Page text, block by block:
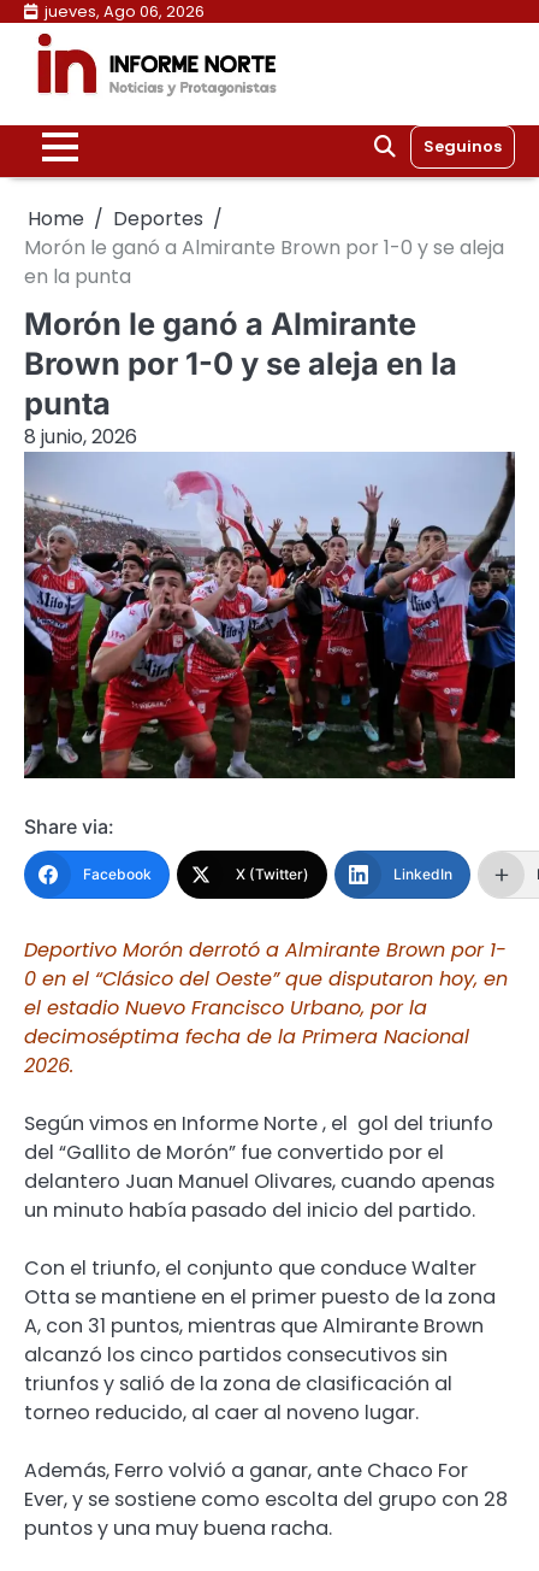
Skip
content
jueves, Ago 06, 2026
Seguinos
Home
Deportes
Morón le ganó a Almirante Brown por 1-0 y se aleja
en la punta
Morón le ganó a Almirante
Brown por 1-0 y se aleja en la
punta
8 junio, 2026
Share via:
Facebook X (Twitter) LinkedIn
Deportivo Morón derrotó a Almirante Brown por 1-
0 en el “Clásico del Oeste” que disputaron hoy, en
el estadio Nuevo Francisco Urbano, por la
decimoséptima fecha de la Primera Nacional
2026.
Según vimos en Informe Norte , el gol del triunfo
del “Gallito de Morón” fue convertido por el
delantero Juan Manuel Olivares, cuando apenas
un minuto había pasado del inicio del partido.
Con el triunfo, el conjunto que conduce Walter
Otta se mantiene en el primer puesto de la zona
A, con 31 puntos, mientras que Almirante Brown
alcanzó los cinco partidos consecutivos sin
triunfos y salió de la zona de clasificación al
torneo reducido, al caer al noveno lugar.
Además, Ferro volvió a ganar, ante Chaco For
Ever, y se sostiene como escolta del grupo con 28
puntos y una muy buena racha.